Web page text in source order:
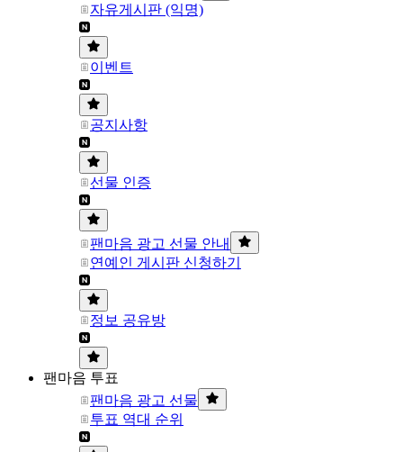
자유게시판 (익명)
이벤트
공지사항
선물 인증
팬마음 광고 선물 안내
연예인 게시판 신청하기
정보 공유방
팬마음 투표
팬마음 광고 선물
투표 역대 순위